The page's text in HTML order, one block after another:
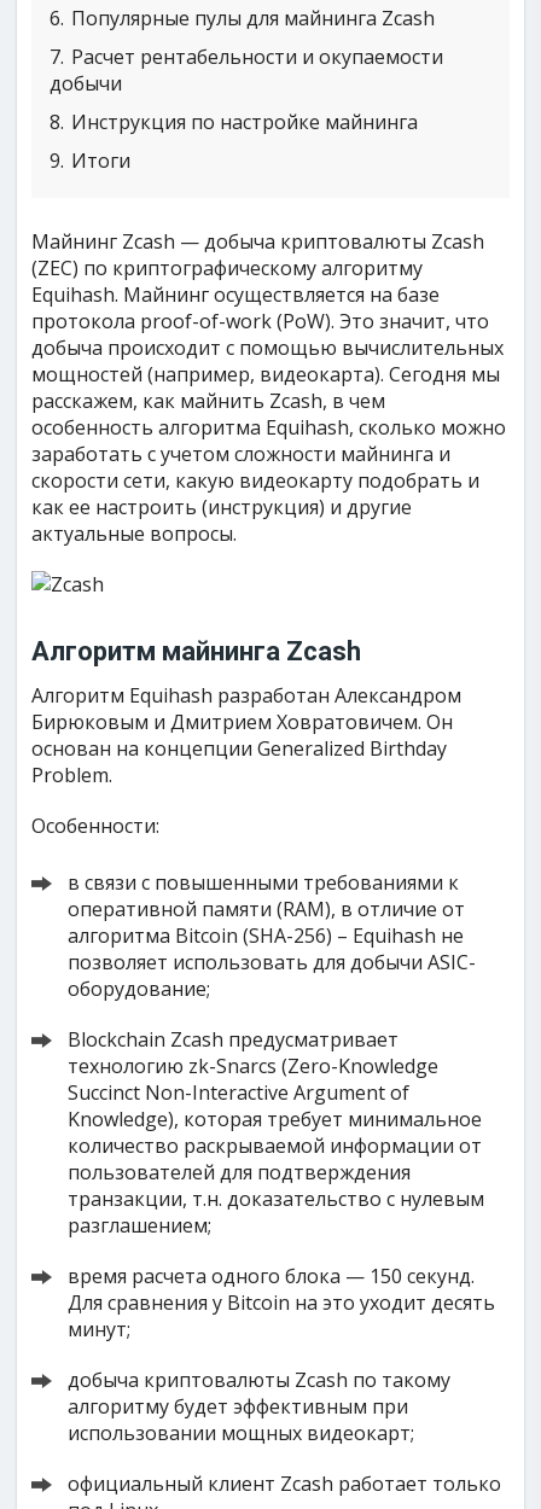
6 Популярные пулы для майнинга Zcash
7 Расчет рентабельности и окупаемости
добычи
8 Инструкция по настройке майнинга
9 Итоги
Майнинг Zcash — добыча криптовалюты Zcash
(ZEC) по криптографическому алгоритму
Equihash. Майнинг осуществляется на базе
протокола proof-of-work (PoW). Это значит, что
добыча происходит с помощью вычислительных
мощностей (например, видеокарта). Сегодня мы
расскажем, как майнить Zcash, в чем
особенность алгоритма Equihash, сколько можно
заработать с учетом сложности майнинга и
скорости сети, какую видеокарту подобрать и
как ее настроить (инструкция) и другие
актуальные вопросы.
Алгоритм майнинга Zcash
Алгоритм Equihash разработан Александром
Бирюковым и Дмитрием Ховратовичем. Он
основан на концепции Generalized Birthday
Problem.
Особенности:
в связи с повышенными требованиями к
оперативной памяти (RAM), в отличие от
алгоритма Bitcoin (SHA-256) – Equihash не
позволяет использовать для добычи ASIC-
оборудование;
Blockchain Zcash предусматривает
технологию zk-Snarcs (Zero-Knowledge
Succinct Non-Interactive Argument of
Knowledge), которая требует минимальное
количество раскрываемой информации от
пользователей для подтверждения
транзакции, т.н. доказательство с нулевым
разглашением;
время расчета одного блока — 150 секунд.
Для сравнения у Bitcoin на это уходит десять
минут;
добыча криптовалюты Zcash по такому
алгоритму будет эффективным при
использовании мощных видеокарт;
официальный клиент Zcash работает только